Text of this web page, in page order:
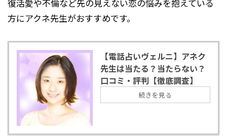
復活愛や不倫など先の見えない恋の悩みを抱えている
方にアクネ先生がおすすめです。
【電話占いヴェルニ】アネク
先生は当たる？当たらない？
口コミ・評判【徹底調査】
続きを見る